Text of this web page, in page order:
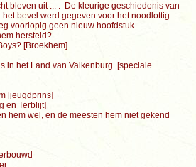
bleven uit ... : De kleurige geschiedenis van
bevel werd gegeven voor het noodlottig
voorlopig geen nieuw hoofdstuk
hersteld?
[Broekhem]
in het Land van Valkenburg [speciale
[jeugdprins]
en Terblijt]
hem wel, en de meesten hem niet gekend